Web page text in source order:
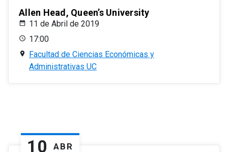
Allen Head, Queen’s University
11 de Abril de 2019
17:00
Facultad de Ciencias Económicas y
Administrativas UC
10 ABR